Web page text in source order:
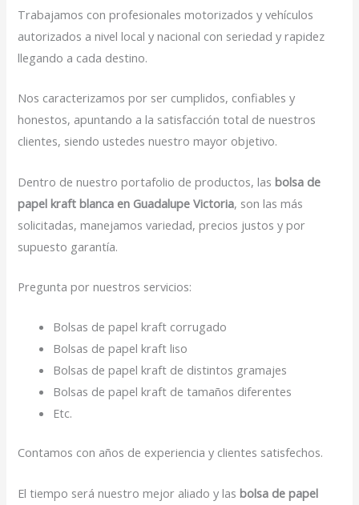
Trabajamos con profesionales motorizados y vehículos
autorizados a nivel local y nacional con seriedad y rapidez
llegando a cada destino.
Nos caracterizamos por ser cumplidos, confiables y
honestos, apuntando a la satisfacción total de nuestros
clientes, siendo ustedes nuestro mayor objetivo.
Dentro de nuestro portafolio de productos, lasbolsa de
papel kraft blanca en Guadalupe Victoria, son las más
solicitadas, manejamos variedad, precios justos y por
supuesto garantía.
Pregunta por nuestros servicios:
Bolsas de papel kraft corrugado
Bolsas de papel kraft liso
Bolsas de papel kraft de distintos gramajes
Bolsas de papel kraft de tamaños diferentes
Etc.
Contamos con años de experiencia y clientes satisfechos.
El tiempo será nuestro mejor aliado y lasbolsa de papel